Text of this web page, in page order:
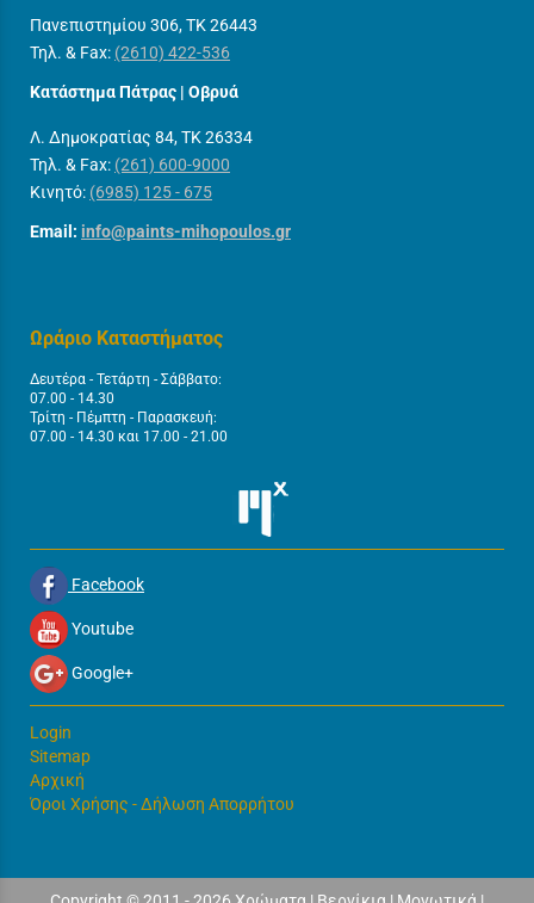
Πανεπιστημίου 306, ΤΚ 26443
Τηλ. & Fax: (2610) 422-536
Κατάστημα Πάτρας | Οβρυά
Λ. Δημοκρατίας 84, ΤΚ 26334
Τηλ. & Fax: (261) 600-9000
Κινητό: (6985) 125 - 675
Email: info@paints-mihopoulos.gr
Ωράριο Καταστήματος
Δευτέρα - Τετάρτη - Σάββατο:
07.00 - 14.30
Τρίτη - Πέμπτη - Παρασκευή:
07.00 - 14.30 και 17.00 - 21.00
Facebook
Youtube
Google+
Login
Sitemap
Αρχική
Όροι Χρήσης - Δήλωση Απορρήτου